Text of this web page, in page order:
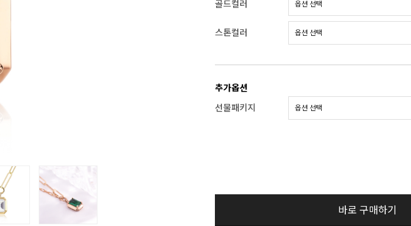
골드컬러
스톤컬러
추가옵션
선물패키지
바로 구매하기